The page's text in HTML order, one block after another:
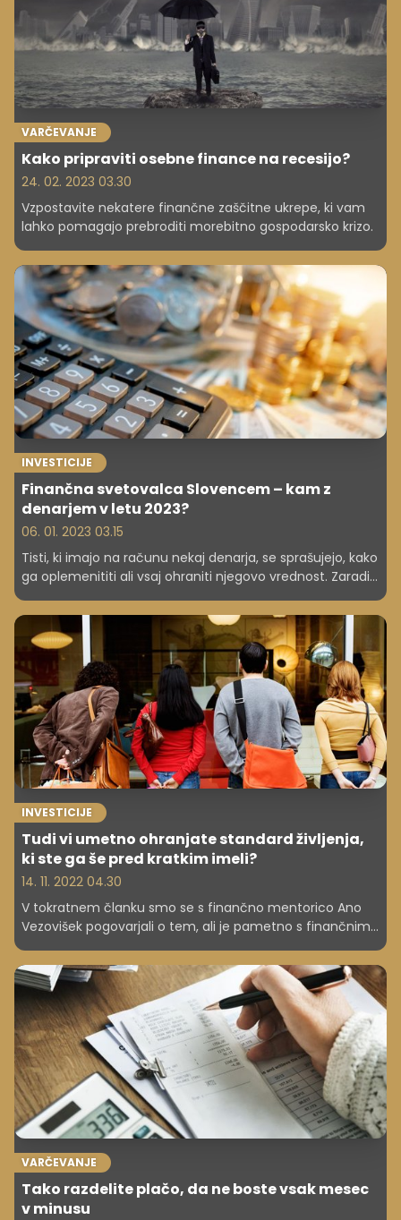
VARČEVANJE
Kako pripraviti osebne finance na recesijo?
24. 02. 2023 03.30
Vzpostavite nekatere finančne zaščitne ukrepe, ki vam
lahko pomagajo prebroditi morebitno gospodarsko krizo.
INVESTICIJE
Finančna svetovalca Slovencem – kam z
denarjem v letu 2023?
06. 01. 2023 03.15
Tisti, ki imajo na računu nekaj denarja, se sprašujejo, kako
ga oplemenititi ali vsaj ohraniti njegovo vrednost. Zaradi
ceno dobimo manj. Kako si torej zagotoviti finančno
stabilnost in v kaj se v letu 2023 splača vlagati? O tem
smo se pogovarjali s finančnimi svetovalci.
INVESTICIJE
Tudi vi umetno ohranjate standard življenja,
ki ste ga še pred kratkim imeli?
14. 11. 2022 04.30
V tokratnem članku smo se s finančno mentorico Ano
Vezovišek pogovarjali o tem, ali je pametno s finančnimi
vzdrževati umetni standard življenja, torej nečesa, kar si s
trenutnimi plačami in dohodki ne moremo več privoščiti.
VARČEVANJE
Tako razdelite plačo, da ne boste vsak mesec
v minusu